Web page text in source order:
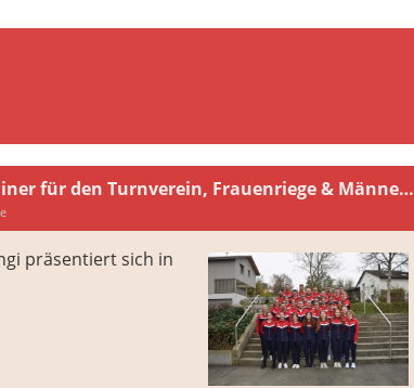
Neue Vereinstrainer für den Turnverein, Frauenriege & Männerriege
präsentiert sich in